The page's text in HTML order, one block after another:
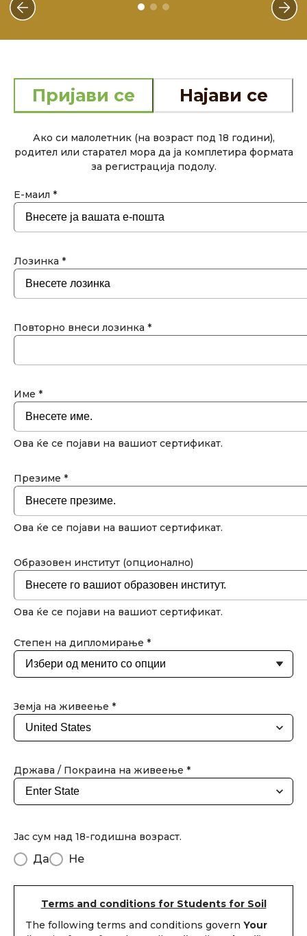
Пријави се Најави се
Ако си малолетник (на возраст под 18 години),
родител или старател мора да ја комплетира формата
за регистрација подолу.
Е-маил *
Лозинка *
Повторно внеси лозинка *
Име *
Ова ќе се појави на вашиот сертификат.
Презиме *
Ова ќе се појави на вашиот сертификат.
Образовен институт (опционално)
Ова ќе се појави на вашиот сертификат.
Степен на дипломирање *
Земја на живеење *
Држава / Покраина на живеење *
Јас сум над 18-годишна возраст.
Да Не
Terms and conditions for Students for Soil
The following terms and conditions govern Your